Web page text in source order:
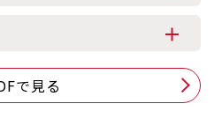
店舗へのお問い合わせ
で見る